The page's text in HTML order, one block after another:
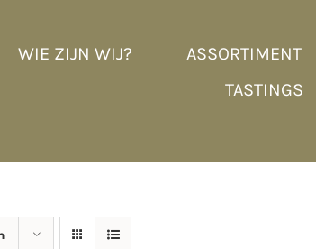
WIE ZIJN WIJ? ASSORTIMENT
TASTINGS